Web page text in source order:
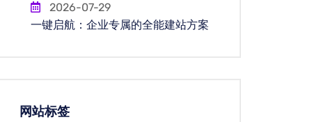
2026-07-29
一键启航：企业专属的全能建站方案
网站标签